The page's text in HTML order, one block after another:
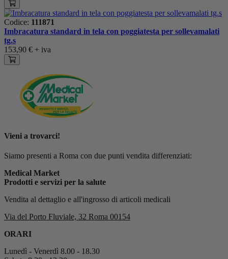
Codice: 111871
Imbracatura standard in tela con poggiatesta per sollevamalati
tg.s
153,90 € + iva
Vieni a trovarci!
Siamo presenti a Roma con due punti vendita differenziati:
Medical Market
Prodotti e servizi per la salute
Vendita al dettaglio e all'ingrosso di articoli medicali
Via del Porto Fluviale, 32 Roma 00154
ORARI
Lunedì - Venerdì 8.00 - 18.30